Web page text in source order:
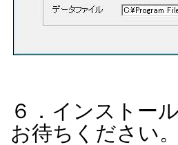
６．インストー
お待ちください。